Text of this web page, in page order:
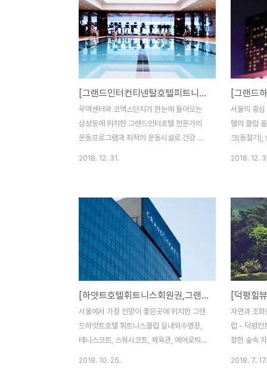
[그랜드인터컨티넨탈호텔피트니스클럽,그랜드인터호텔부부회원권] 매매시세 안내입니다.!!
무역센터와 코엑스단지가 한눈에 들어오는
삼성동에 위치한 그랜드인터호텔 전문가의
운동프로그램과 최적의 운동시설로 건강 및
2018. 12. 31.
서울의 중
텔의 클럽
크(동절기),
2018. 12.
[하얏트호텔휘트니스회원권,그랜드하얏트호텔헬스회원권] 매매시세 안내입니다.
서울에서 가장 전망이 좋은곳에 위치한 그랜
드하얏트호텔 휘트니스클럽 실내외수영장,
테니스코트, 스쿼시코트, 체육관, 에어로빅
2018. 10. 25.
자연과 조
럽 - 덕평컨
창한 숲속
2018. 7. 17.